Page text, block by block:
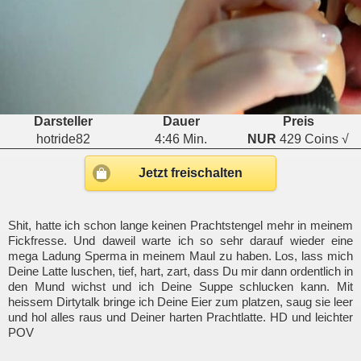
Darsteller Dauer
Preis
hotride82
4:46 Min. NUR 429 Coins √
Jetzt freischalten
Shit, hatte ich schon lange keinen Prachtstengel mehr in meinem
Fickfresse. Und daweil warte ich so sehr darauf wieder eine
mega Ladung Sperma in meinem Maul zu haben. Los, lass mich
Deine Latte luschen, tief, hart, zart, dass Du mir dann ordentlich in
den Mund wichst und ich Deine Suppe schlucken kann. Mit
heissem Dirtytalk bringe ich Deine Eier zum platzen, saug sie leer
und hol alles raus und Deiner harten Prachtlatte. HD und leichter
POV